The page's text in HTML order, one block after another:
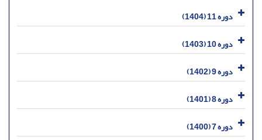
دوره 11 (1404)
دوره 10 (1403)
دوره 9 (1402)
دوره 8 (1401)
دوره 7 (1400)